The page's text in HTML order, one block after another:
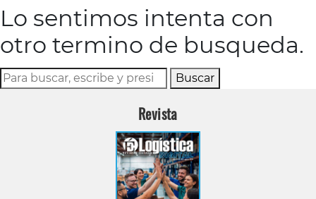
Lo sentimos intenta con
otro termino de busqueda.
Buscar
Revista